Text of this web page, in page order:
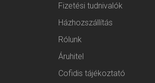
Fizetési tudnivalók
Házhozszállítás
Rólunk
Áruhitel
Cofidis tájékoztató